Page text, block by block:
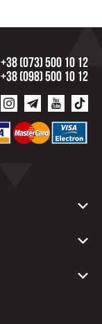
+38 (073) 500 10 12
+38 (098) 500 10 12